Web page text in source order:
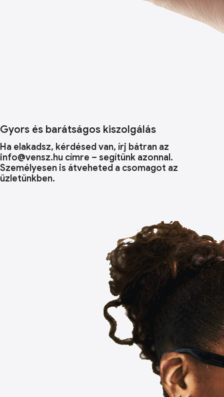
Gyors és barátságos kiszolgálás
Ha elakadsz, kérdésed van, írj bátran az
info@vensz.hu címre – segítünk azonnal.
Személyesen is átveheted a csomagot az
üzletünkben.